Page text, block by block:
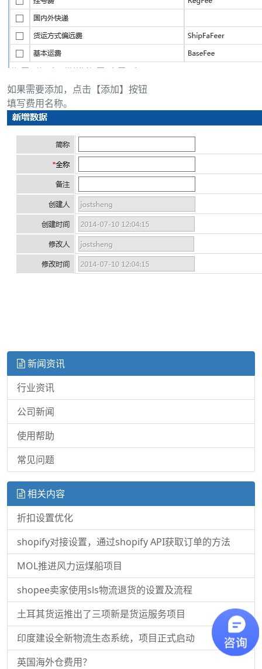
如果需要添加，点击【添加】按钮
填写费用名称。
新闻资讯
行业资讯
公司新闻
使用帮助
常见问题
相关内容
折扣设置优化
shopify对接设置，通过shopify API获取订单的方法
MOL推进风力运煤船项目
shopee卖家使用sls物流退货的设置及流程
土耳其货运推出了三项新是货运服务项目
印度建设全新物流生态系统，项目正式启动
英国海外仓费用？